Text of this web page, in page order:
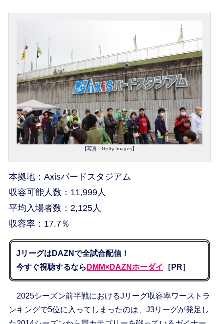
【写真：Getty Images】
本拠地：Axisバードスタジアム
収容可能人数：11,999人
平均入場者数：2,125人
収容率：17.7％
JリーグはDAZNで全試合配信！
今すぐ視聴するなら DMM×DAZNホーダイ ［PR］
2025シーズン前半戦におけるJリーグ収容率ワーストラ
ンキングで5位に入ってしまったのは、J3リーグが発足し